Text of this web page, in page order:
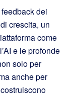
dei
crescita, un
come
e le profonde
solo per
anche per